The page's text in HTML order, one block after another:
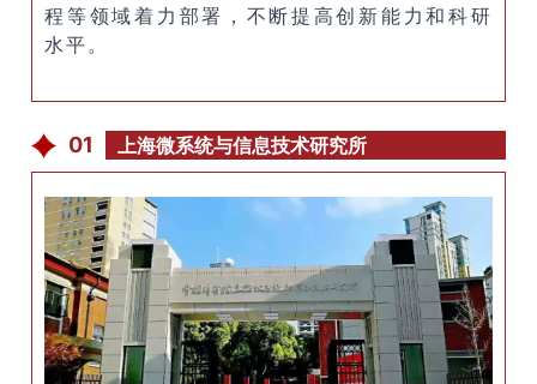
程等领域着力部署，不断提高创新能力和科研
水平。
01 上海微系统与信息技术研究所